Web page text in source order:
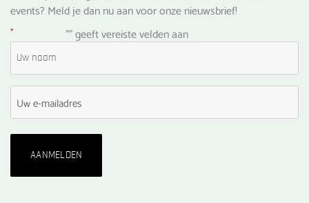
events? Meld je dan nu aan voor onze nieuwsbrief!
"
* " geeft vereiste velden aan